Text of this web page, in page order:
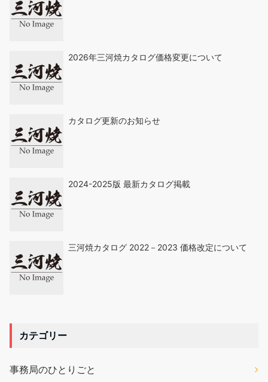
2026年三河焼カタログ価格変更について
カタログ更新のお知らせ
2024-2025版 最新カタログ掲載
三河焼カタログ 2022－2023 価格改定について
カテゴリー
事務局のひとりごと